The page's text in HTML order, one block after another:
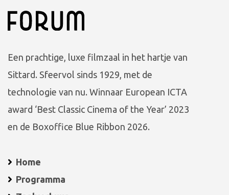
Een prachtige, luxe filmzaal in het hartje van
Sittard. Sfeervol sinds 1929, met de
technologie van nu. Winnaar European ICTA
award ‘Best Classic Cinema of the Year’ 2023
en de Boxoffice Blue Ribbon 2026.
Home
Programma